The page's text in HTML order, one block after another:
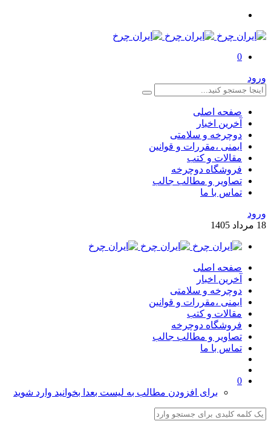
0
ورود
صفحه اصلی
آخرین اخبار
دوچرخه و سلامتی
ایمنی ،مقررات و قوانین
مقالات و کتب
فروشگاه دوچرخه
تصاویر و مطالب جالب
تماس با ما
ورود
18 مرداد 1405
صفحه اصلی
آخرین اخبار
دوچرخه و سلامتی
ایمنی ،مقررات و قوانین
مقالات و کتب
فروشگاه دوچرخه
تصاویر و مطالب جالب
تماس با ما
0
برای افزودن مطالب به لیست بعدا بخوانید وارد شوید